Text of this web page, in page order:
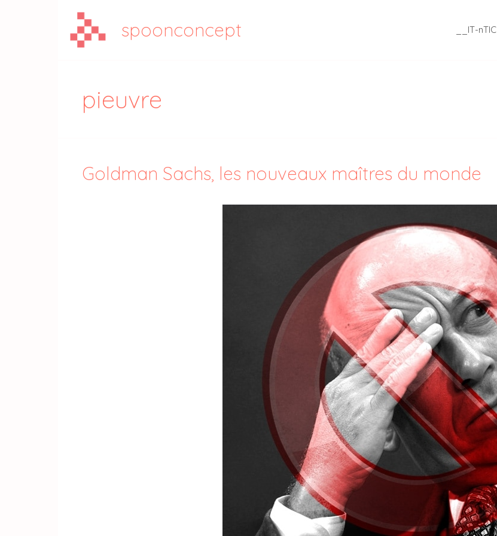
spoonconcept __IT-nTIC
pieuvre
Goldman Sachs, les nouveaux maîtres du monde